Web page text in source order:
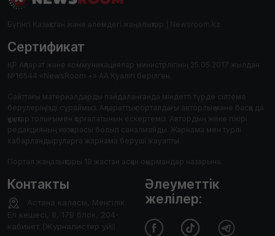
Бүгінгі Қазақстан және әлемдегі жаңалықтар | Newsroom.kz
Сертификат
ҚР Ақпарат және коммуникациялар министрлігінің 25.05.2017 жылдан
№16544 «NewsRoom +» АА Куәлігі берілген.
Сайттағы материалдарды пайдаланғанда міндетті түрде сілтеме
берулеріңізді сұраймыз. Ақпараттық порталдағы авторлық және басқа да
құқықтар толығымен қорғалатынын ескертеміз. Автордың жеке пікірі
редакцияның көзқарасы болып саналмайды. Жарнама мен түрлі
хабарландыруларға жарнама беруші жауапты.
Портал жаңалықтары 18 жастан асқан оқырмандар назарына.
Контакты
Астана каласы, Менгілік
Ел кешесі, 8, 17В блок, 204-
кабинет (Журналистер уйі)
Әлеуметтік
желілер: